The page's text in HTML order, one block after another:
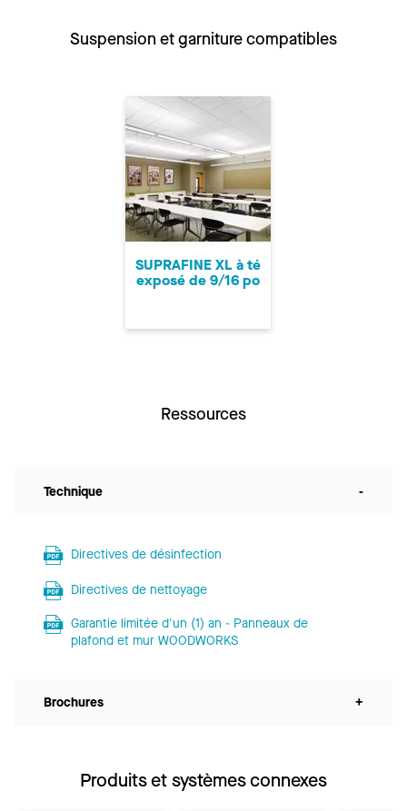
Suspension et garniture compatibles
SUPRAFINE XL à té
exposé de 9/16 po
Ressources
Technique -
Directives de désinfection
Directives de nettoyage
Garantie limitée d'un (1) an - Panneaux de
plafond et mur WOODWORKS
Brochures +
Produits et systèmes connexes